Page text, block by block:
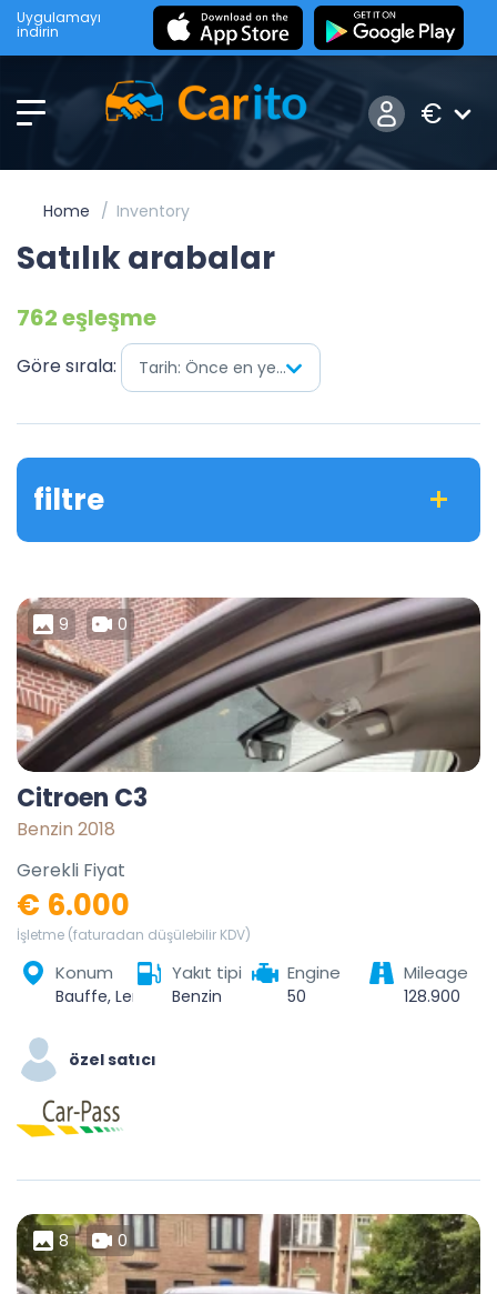
Uygulamayı
indirin
€
Home Inventory
Satılık arabalar
762 eşleşme
Göre sırala: Tarih: Önce en yenisi
filtre
9 0
Citroen C3
Benzin 2018
Gerekli Fiyat
€ 6.000
İşletme (faturadan düşülebilir KDV)
Konum Yakıt tipi
Benzin
Engine
50
Mileage
128.900
özel satıcı
8 0